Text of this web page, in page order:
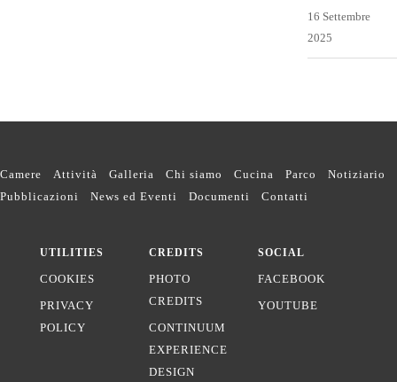
16 Settembre
2025
Camere Attività Galleria Chi siamo Cucina Parco
Notiziario
Pubblicazioni
News ed Eventi Documenti Contatti
UTILITIES
COOKIES
PRIVACY
POLICY
CREDITS
PHOTO
CREDITS
CONTINUUM
EXPERIENCE
DESIGN
SOCIAL
FACEBOOK
YOUTUBE